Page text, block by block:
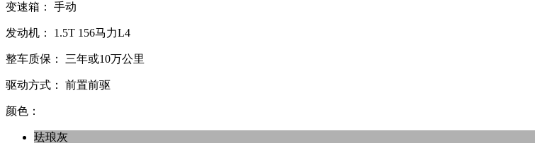
变速箱： 手动
发动机： 1.5T 156马力L4
整车质保： 三年或10万公里
驱动方式： 前置前驱
颜色：
珐琅灰